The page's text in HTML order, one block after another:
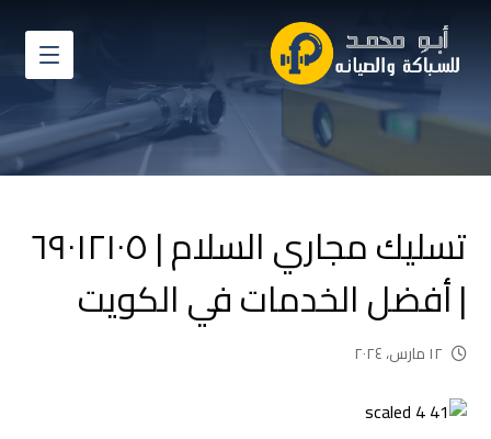
تسليك مجاري السلام | ٦٩٠١٢١٠٥
| أفضل الخدمات في الكويت
١٢ مارس، ٢٠٢٤